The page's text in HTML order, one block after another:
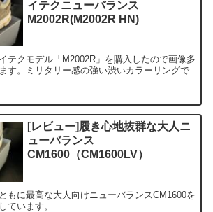
イテクニューバランス
M2002R(M2002R HN)
テクモデル「M2002R」を購入したので画像多
す。ミリタリー感の強い渋いカラーリングで
[レビュー]履き心地抜群な大人ニ
ューバランス
CM1600（CM1600LV）
もに最高な大人向けニューバランスCM1600を
ています。